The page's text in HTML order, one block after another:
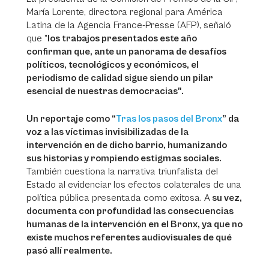
María Lorente, directora regional para América
Latina de la Agencia France-Presse (AFP), señaló
que "los trabajos presentados este año
confirman que, ante un panorama de desafíos
políticos, tecnológicos y económicos, el
periodismo de calidad sigue siendo un pilar
esencial de nuestras democracias".
Un reportaje como “Tras los pasos del Bronx” da
voz a las víctimas invisibilizadas de la
intervención en de dicho barrio, humanizando
sus historias y rompiendo estigmas sociales.
También cuestiona la narrativa triunfalista del
Estado al evidenciar los efectos colaterales de una
política pública presentada como exitosa. A su vez,
documenta con profundidad las consecuencias
humanas de la intervención en el Bronx, ya que no
existe muchos referentes audiovisuales de qué
pasó allí realmente.